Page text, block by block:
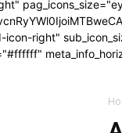
right"